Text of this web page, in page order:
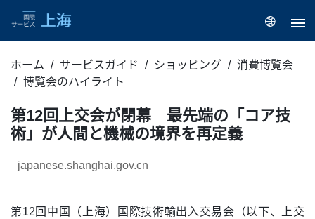
ホーム サービスガイド ショッピング
消費博覧会
博覧会のハイライト
第12回上交会が閉幕 最先端の「コア技
術」が人間と機械の境界を再定義
japanese.shanghai.gov.cn
第12回中国（上海）国際技術輸出入交易会（以下、上交